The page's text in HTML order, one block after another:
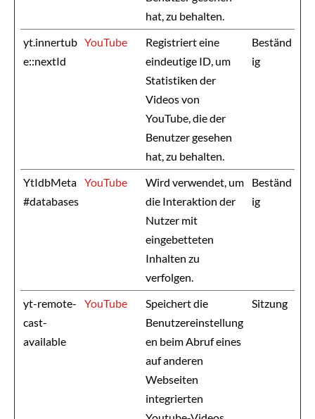
hat, zu behalten.
yt.innertub
e::nextId
YouTube
Registriert eine
eindeutige ID, um
Statistiken der
Videos von
YouTube, die der
Benutzer gesehen
hat, zu behalten.
Beständ
ig
YtIdbMeta
#databases
YouTube
Wird verwendet, um
die Interaktion der
Nutzer mit
eingebetteten
Inhalten zu
verfolgen.
Beständ
ig
yt-remote-
cast-
available
YouTube
Speichert die
Benutzereinstellung
en beim Abruf eines
auf anderen
Webseiten
integrierten
Sitzung